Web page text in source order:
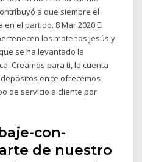
a que siempre el
el partido. 8 Mar 2020 El
los moteños Jesús y
se ha levantado la
Creamos para ti, la cuenta
en te ofrecemos
de servicio a cliente por
con-
de nuestro